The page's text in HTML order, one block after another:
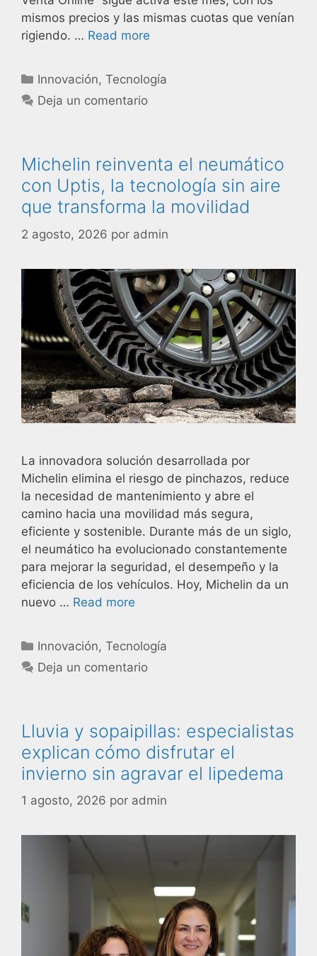
mismos precios y las mismas cuotas que venían
rigiendo. … Read more
Innovación,Tecnología
Deja un comentario
Michelin reinventa el neumático
con Uptis, la tecnología sin aire
que transforma la movilidad
2 agosto, 2026 por admin
La innovadora solución desarrollada por
Michelin elimina el riesgo de pinchazos, reduce
la necesidad de mantenimiento y abre el
camino hacia una movilidad más segura,
eficiente y sostenible. Durante más de un siglo,
el neumático ha evolucionado constantemente
para mejorar la seguridad, el desempeño y la
eficiencia de los vehículos. Hoy, Michelin da un
nuevo … Read more
Innovación,Tecnología
Deja un comentario
Lluvia y sopaipillas: especialistas
explican cómo disfrutar el
invierno sin agravar el lipedema
1 agosto, 2026 por admin